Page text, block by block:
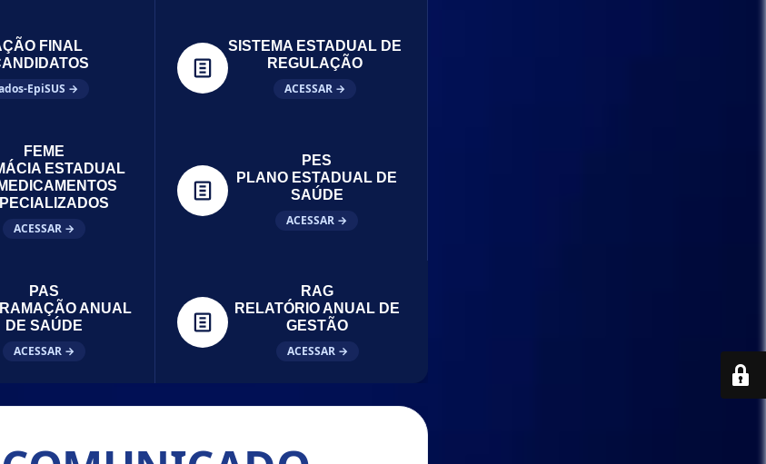
FINAL
EpiSUS →
SISTEMA ESTADUAL DE
REGULAÇÃO
ACESSAR →
FEME
ESTADUAL
ACESSAR →
PES
PLANO ESTADUAL DE
SAÚDE
ACESSAR →
PAS
ANUAL
DE SAÚDE
ACESSAR →
RAG
RELATÓRIO ANUAL DE
GESTÃO
ACESSAR →